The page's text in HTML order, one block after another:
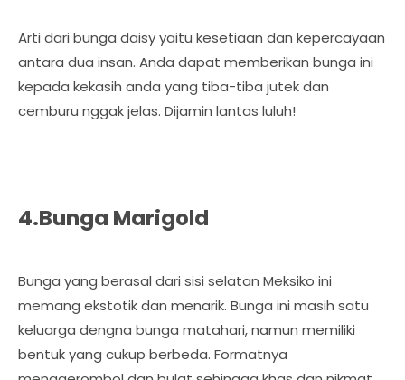
Arti dari bunga daisy yaitu kesetiaan dan kepercayaan
antara dua insan. Anda dapat memberikan bunga ini
kepada kekasih anda yang tiba-tiba jutek dan
cemburu nggak jelas. Dijamin lantas luluh!
4.Bunga Marigold
Bunga yang berasal dari sisi selatan Meksiko ini
memang ekstotik dan menarik. Bunga ini masih satu
keluarga dengna bunga matahari, namun memiliki
bentuk yang cukup berbeda. Formatnya